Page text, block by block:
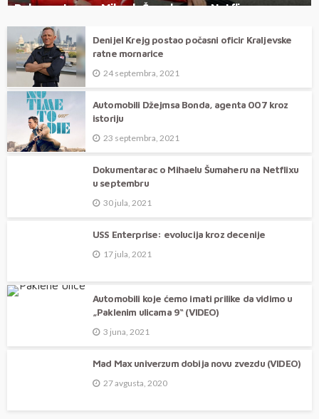
Dokumentarac o Mihaelu Šumaheru na Netflixu u
Denijel Krejg postao počasni oficir Kraljevske
ratne mornarice
24 septembra, 2021
Automobili Džejmsa Bonda, agenta 007 kroz
istoriju
23 septembra, 2021
Dokumentarac o Mihaelu Šumaheru na Netflixu
u septembru
30 jula, 2021
USS Enterprise: evolucija kroz decenije
17 jula, 2021
Automobili koje ćemo imati prilike da vidimo u
„Paklenim ulicama 9“ (VIDEO)
3 juna, 2021
Mad Max univerzum dobija novu zvezdu (VIDEO)
27 avgusta, 2020